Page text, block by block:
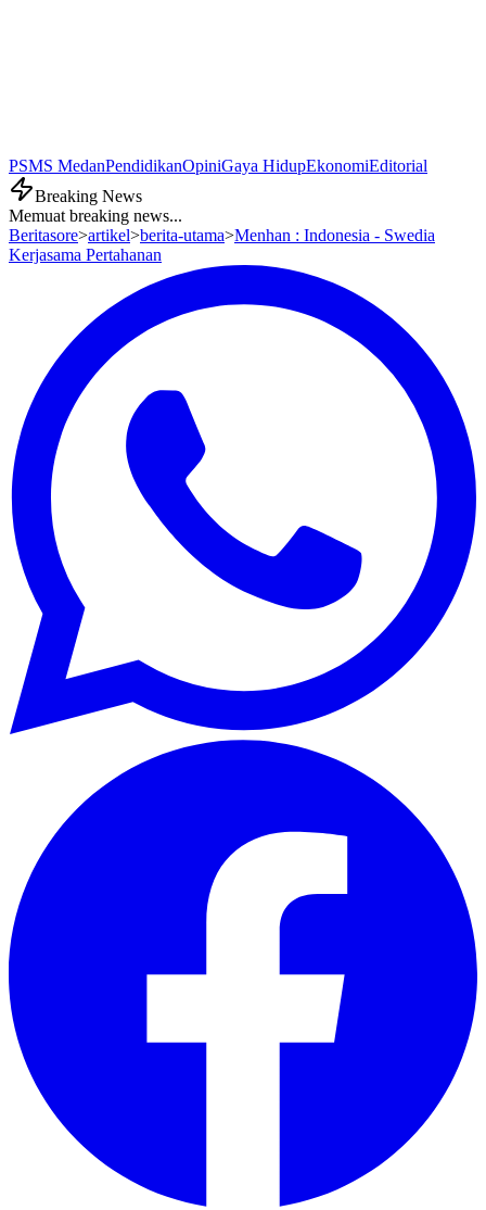
PSMS MedanPendidikanOpiniGaya HidupEkonomiEditorial
Breaking News
Memuat breaking news...
Beritasore>artikel>berita-utama>Menhan : Indonesia - Swedia
Kerjasama Pertahanan